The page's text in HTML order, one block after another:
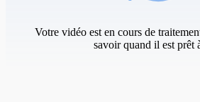
Votre vidéo est en cours de
savoir quand il est prêt